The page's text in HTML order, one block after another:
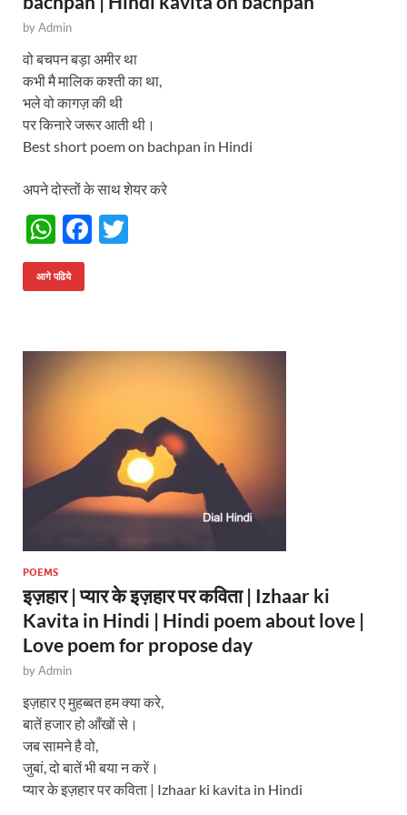
byAdmin
वो बचपन बड़ा अमीर था
कभी मै मालिक कश्ती का था,
भले वो कागज़ की थी
पर किनारे जरूर आती थी।
Best short poem on bachpan in Hindi
अपने दोस्तों के साथ शेयर करे
W
h
at
A
p
F
o
o
आगे पढिये
POEMS
इज़हार | प्यार के इज़हार पर कविता | Izhaar ki
Kavita in Hindi | Hindi poem about love |
Love poem for propose day
byAdmin
इज़हार ए मुहब्बत हम क्या करे,
बातें हजार हो आँखों से।
जब सामने है वो,
जुबां, दो बातें भी बया न करें।
प्यार के इज़हार पर कविता | Izhaar ki kavita in Hindi